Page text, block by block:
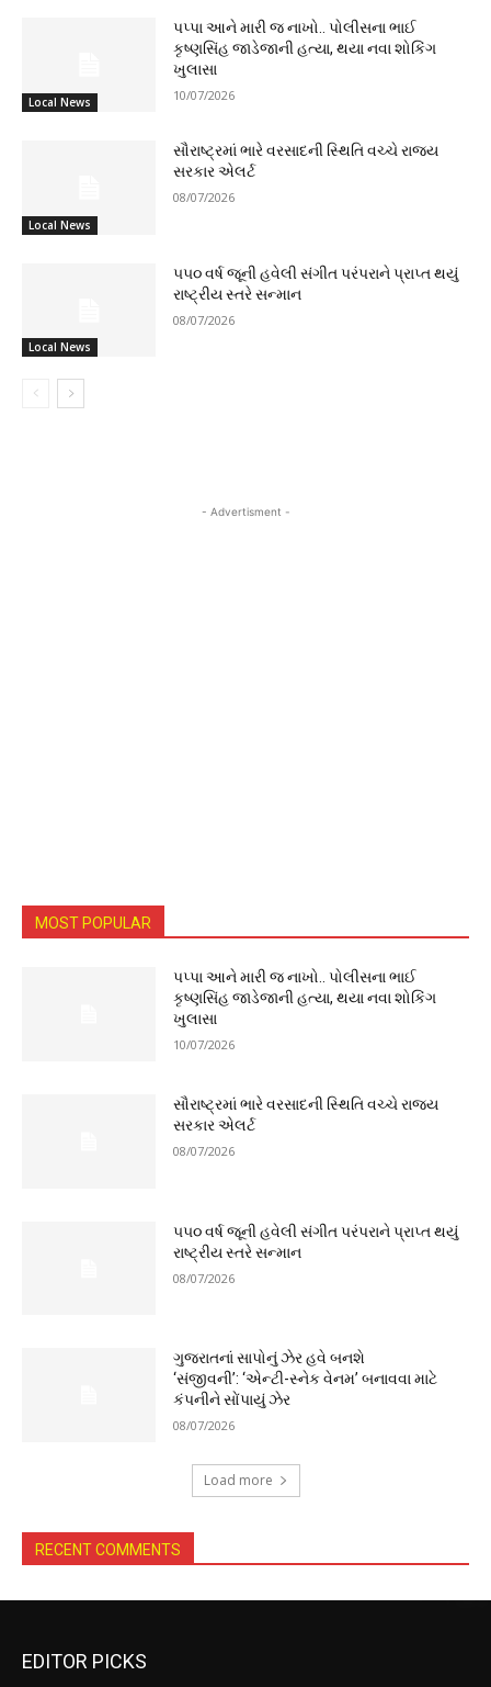
Local News
પપ્પા આને મારી જ નાખો.. પોલીસના ભાઈ
કૃષ્ણસિંહ જાડેજાની હત્યા, થયા નવા શોકિંગ
ખુલાસા
10/07/2026
Local News
સૌરાષ્ટ્રમાં ભારે વરસાદની સ્થિતિ વચ્ચે રાજ્ય
સરકાર એલર્ટ
08/07/2026
Local News
૫૫૦ વર્ષ જૂની હવેલી સંગીત પરંપરાને પ્રાપ્ત થયું
રાષ્ટ્રીય સ્તરે સન્માન
08/07/2026
- Advertisment -
MOST POPULAR
પપ્પા આને મારી જ નાખો.. પોલીસના ભાઈ
કૃષ્ણસિંહ જાડેજાની હત્યા, થયા નવા શોકિંગ
ખુલાસા
10/07/2026
સૌરાષ્ટ્રમાં ભારે વરસાદની સ્થિતિ વચ્ચે રાજ્ય
સરકાર એલર્ટ
08/07/2026
૫૫૦ વર્ષ જૂની હવેલી સંગીત પરંપરાને પ્રાપ્ત થયું
રાષ્ટ્રીય સ્તરે સન્માન
08/07/2026
ગુજરાતનાં સાપોનું ઝેર હવે બનશે
‘સંજીવની’: ‘એન્ટી-સ્નેક વેનમ’ બનાવવા માટે
કંપનીને સોંપાયું ઝેર
08/07/2026
Load more
RECENT COMMENTS
EDITOR PICKS